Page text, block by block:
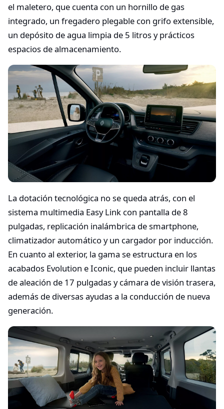
el maletero, que cuenta con un hornillo de gas
integrado, un fregadero plegable con grifo extensible,
un depósito de agua limpia de 5 litros y prácticos
espacios de almacenamiento.
La dotación tecnológica no se queda atrás, con el
sistema multimedia Easy Link con pantalla de 8
pulgadas, replicación inalámbrica de smartphone,
climatizador automático y un cargador por inducción.
En cuanto al exterior, la gama se estructura en los
acabados Evolution e Iconic, que pueden incluir llantas
de aleación de 17 pulgadas y cámara de visión trasera,
además de diversas ayudas a la conducción de nueva
generación.